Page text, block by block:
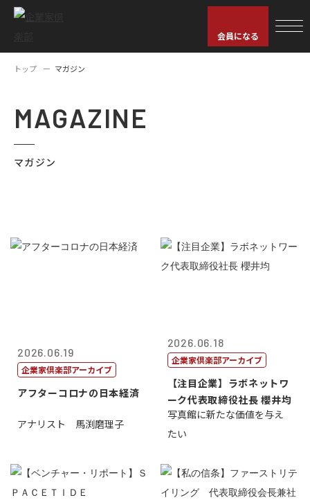
会員になる
トップ マガジン
MAGAZINE
マガジン
2026.06.19
企業家倶楽部アーカイブ
アフターコロナの日本経済
アナリスト 馬渕磨理子
2026.06.18
企業家倶楽部アーカイブ
【注目企業】ラボネットワ
ーク代表取締役社長 櫻井均
写真館に新たな価値を与え
たい